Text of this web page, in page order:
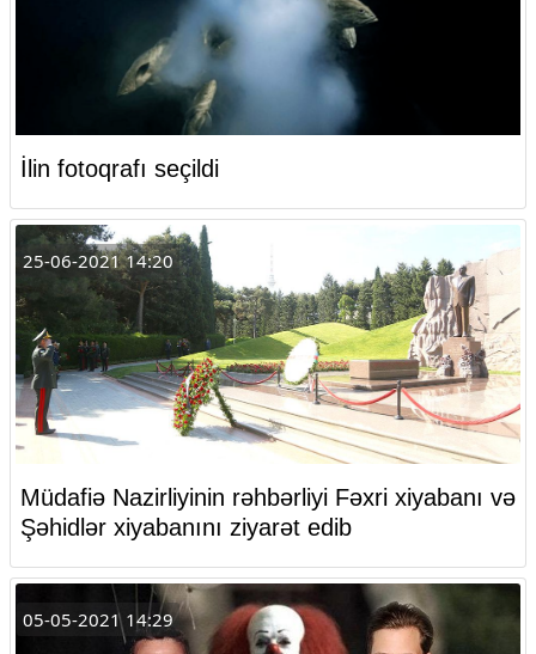
İlin fotoqrafı seçildi
25-06-2021 14:20
Müdafiə Nazirliyinin rəhbərliyi Fəxri xiyabanı və
Şəhidlər xiyabanını ziyarət edib
05-05-2021 14:29